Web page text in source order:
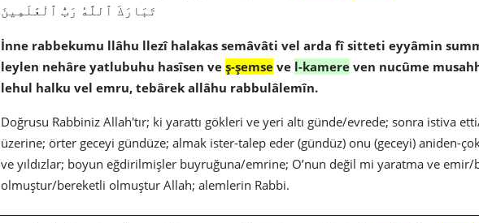
تَبَارَكَ ٱللَّهُ رَبُّ ٱلْعَٰلَمِينَ
İnne rabbekumu llâhu llezî halakas semâvâti vel arda fî sitteti eyyâmin
leylen nehâre yatlubuhu hasîsen ve ş-şemse ve l-kamere ven nucûme
lehul halku vel emru, tebârek allâhu rabbulâlemîn.
Doğrusu Rabbiniz Allah'tır; ki yarattı gökleri ve yeri altı günde/evrede; sonra istiva
üzerine; örter geceyi gündüze; almak ister-talep eder (gündüz) onu (geceyi) aniden-
ve yıldızlar; boyun eğdirilmişler buyruğuna/emrine; O’nun değil mi yaratma ve emir/
olmuştur/bereketli olmuştur Allah; alemlerin Rabbi.